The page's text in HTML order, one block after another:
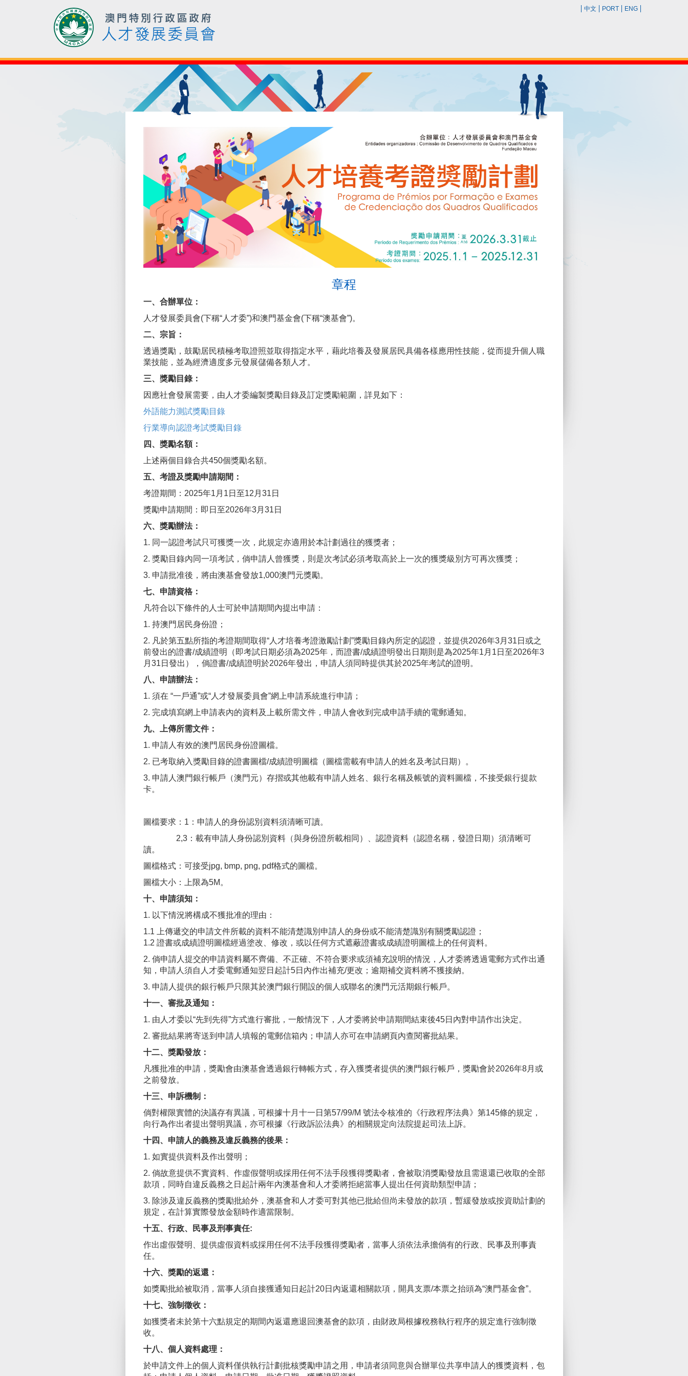
中文 PORT ENG
章程
一、合辦單位：
人才發展委員會(下稱“人才委”)和澳門基金會(下稱“澳基會”)。
二、宗旨：
透過獎勵，鼓勵居民積極考取證照並取得指定水平，藉此培養及發展居民具備各樣應用性技能，從而提升個人職
業技能，並為經濟適度多元發展儲備各類人才。
三、獎勵目錄：
因應社會發展需要，由人才委編製獎勵目錄及訂定獎勵範圍，詳見如下：
外語能力測試獎勵目錄
行業導向認證考試獎勵目錄
四、獎勵名額：
上述兩個目錄合共450個獎勵名額。
五、考證及獎勵申請期間：
考證期間：2025年1月1日至12月31日
獎勵申請期間：即日至2026年3月31日
六、獎勵辦法：
1. 同一認證考試只可獲獎一次，此規定亦適用於本計劃過往的獲獎者；
2. 獎勵目錄內同一項考試，倘申請人曾獲獎，則是次考試必須考取高於上一次的獲獎級別方可再次獲獎；
3. 申請批准後，將由澳基會發放1,000澳門元獎勵。
七、申請資格：
凡符合以下條件的人士可於申請期間內提出申請：
1. 持澳門居民身份證；
2. 凡於第五點所指的考證期間取得“人才培養考證激勵計劃”獎勵目錄內所定的認證，並提供2026年3月31日或之
前發出的證書/成績證明（即考試日期必須為2025年，而證書/成績證明發出日期則是為2025年1月1日至2026年3
月31日發出），倘證書/成績證明於2026年發出，申請人須同時提供其於2025年考試的證明。
八、申請辦法：
1. 須在 “一戶通”或“人才發展委員會”網上申請系統進行申請；
2. 完成填寫網上申請表內的資料及上載所需文件，申請人會收到完成申請手續的電郵通知。
九、上傳所需文件：
1. 申請人有效的澳門居民身份證圖檔。
2. 已考取納入獎勵目錄的證書圖檔/成績證明圖檔（圖檔需載有申請人的姓名及考試日期）。
3. 申請人澳門銀行帳戶（澳門元）存摺或其他載有申請人姓名、銀行名稱及帳號的資料圖檔，不接受銀行提款
卡。
圖檔要求：1：申請人的身份認別資料須清晰可讀。
2,3：載有申請人身份認別資料（與身份證所載相同）、認證資料（認證名稱，發證日期）須清晰可
讀。
圖檔格式：可接受jpg, bmp, png, pdf格式的圖檔。
圖檔大小：上限為5M。
十、申請須知：
1. 以下情況將構成不獲批准的理由：
1.1 上傳遞交的申請文件所載的資料不能清楚識別申請人的身份或不能清楚識別有關獎勵認證；
1.2 證書或成績證明圖檔經過塗改、修改，或以任何方式遮蔽證書或成績證明圖檔上的任何資料。
2. 倘申請人提交的申請資料屬不齊備、不正確、不符合要求或須補充說明的情況，人才委將透過電郵方式作出通
知，申請人須自人才委電郵通知翌日起計5日內作出補充/更改；逾期補交資料將不獲接納。
3. 申請人提供的銀行帳戶只限其於澳門銀行開設的個人或聯名的澳門元活期銀行帳戶。
十一、審批及通知：
1. 由人才委以“先到先得”方式進行審批，一般情況下，人才委將於申請期間結束後45日內對申請作出決定。
2. 審批結果將寄送到申請人填報的電郵信箱內；申請人亦可在申請網頁內查閱審批結果。
十二、獎勵發放：
凡獲批准的申請，獎勵會由澳基會透過銀行轉帳方式，存入獲獎者提供的澳門銀行帳戶，獎勵會於2026年8月或
之前發放。
十三、申訴機制：
倘對權限實體的決議存有異議，可根據十月十一日第57/99/M 號法令核准的《行政程序法典》第145條的規定，
向行為作出者提出聲明異議，亦可根據《行政訴訟法典》的相關規定向法院提起司法上訴。
十四、申請人的義務及違反義務的後果：
1. 如實提供資料及作出聲明；
2. 倘故意提供不實資料、作虛假聲明或採用任何不法手段獲得獎勵者，會被取消獎勵發放且需退還已收取的全部
款項，同時自違反義務之日起計兩年內澳基會和人才委將拒絕當事人提出任何資助類型申請；
3. 除涉及違反義務的獎勵批給外，澳基會和人才委可對其他已批給但尚未發放的款項，暫緩發放或按資助計劃的
規定，在計算實際發放金額時作適當限制。
十五、行政、民事及刑事責任:
作出虛假聲明、提供虛假資料或採用任何不法手段獲得獎勵者，當事人須依法承擔倘有的行政、民事及刑事責
任。
十六、獎勵的返還：
如獎勵批給被取消，當事人須自接獲通知日起計20日內返還相關款項，開具支票/本票之抬頭為“澳門基金會”。
十七、強制徵收：
如獲獎者未於第十六點規定的期間內返還應退回澳基會的款項，由財政局根據稅務執行程序的規定進行強制徵
收。
十八、個人資料處理：
於申請文件上的個人資料僅供執行計劃批核獎勵申請之用，申請者須同意與合辦單位共享申請人的獲獎資料，包